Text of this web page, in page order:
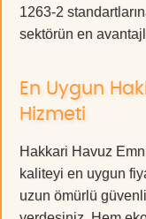
1263-2
sektörün en
En Uygun
Hizmeti
Hakkari Havuz
kaliteyi en uygun
uzun ömürlü